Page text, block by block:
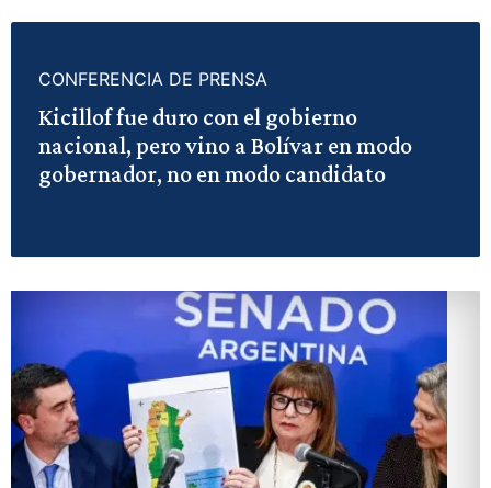
CONFERENCIA DE PRENSA
Kicillof fue duro con el gobierno
nacional, pero vino a Bolívar en modo
gobernador, no en modo candidato